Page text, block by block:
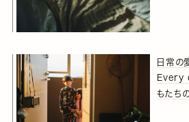
日常の
Every
もたち